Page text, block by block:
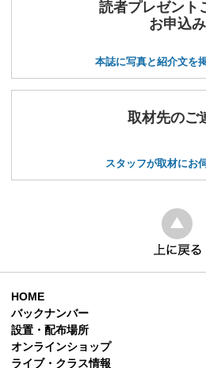
読者プレゼント
お申込み
本誌に写真と紹介文を
取材先のご
スタッフが取材にお
HOME
バックナンバー
設置・配布場所
オンラインショップ
ライブ・クラス情報